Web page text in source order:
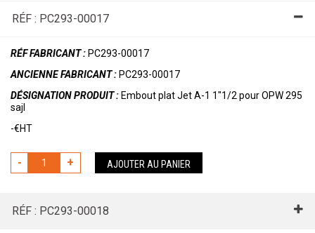
RÉF : PC293-00017
RÉF FABRICANT : PC293-00017
ANCIENNE FABRICANT : PC293-00017
DÉSIGNATION PRODUIT : Embout plat Jet A-1 1"1/2 pour OPW 295
sajl
-€HT
- + AJOUTER AU PANIER
RÉF : PC293-00018